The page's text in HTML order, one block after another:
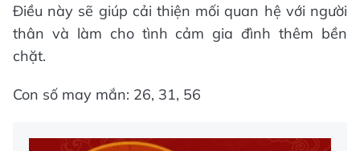
Điều này sẽ giúp cải thiện mối quan hệ với người
thân và làm cho tình cảm gia đình thêm bền
chặt.
Con số may mắn: 26, 31, 56